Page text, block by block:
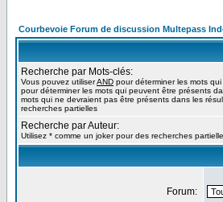
Courbevoie Forum de discussion Multepass
Recherche par Mots-clés:
Vous pouvez utiliserAND pour déterminer les mots
pour déterminer les mots qui peuvent être présents
mots qui ne devraient pas être présents dans les
recherches partielles
Recherche par Auteur:
Utilisez * comme un joker pour des recherches
Forum: